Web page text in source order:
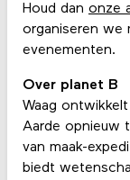
Houd dan onze
organiseren we
evenementen.
Over planet B
Waag ontwikkelt
Aarde opnieuw
van maak-
biedt